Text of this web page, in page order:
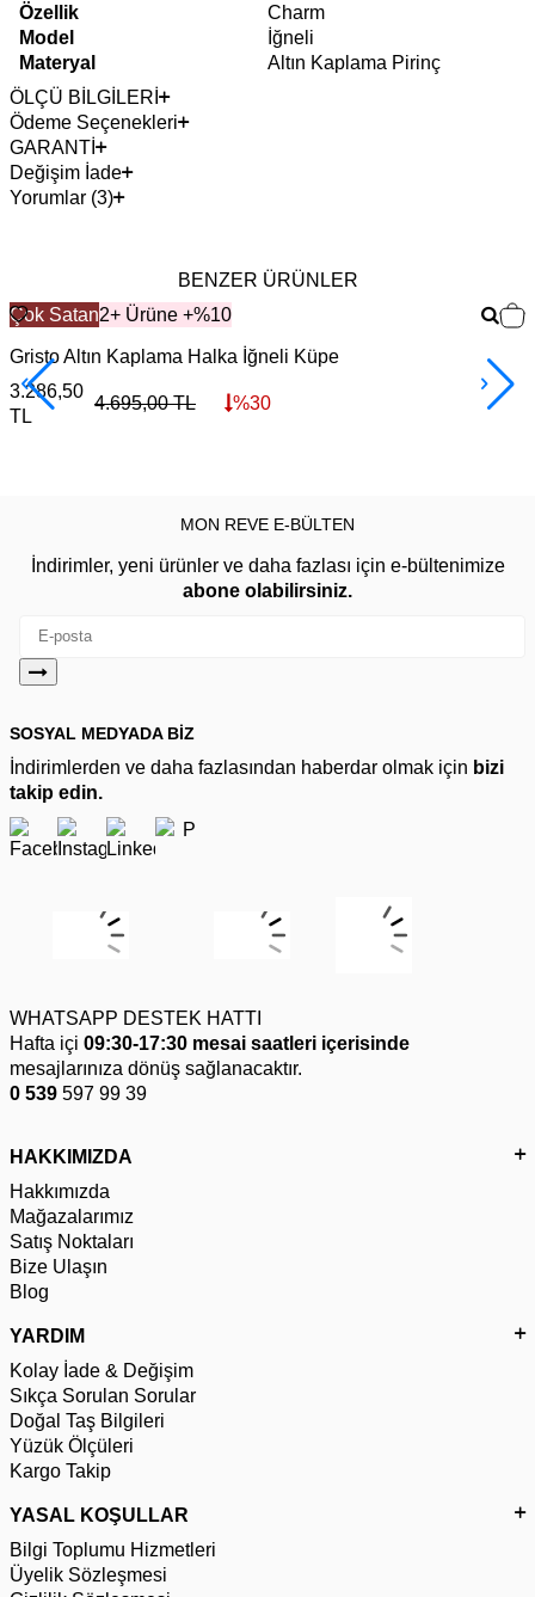
Özellik
Charm
Model
İğneli
Materyal
Altın Kaplama Pirinç
ÖLÇÜ BİLGİLERİ
Ödeme Seçenekleri
GARANTİ
Değişim İade
Yorumlar (3)
BENZER ÜRÜNLER
Çok Satan2+ Ürüne +%10
Gristo Altın Kaplama Halka İğneli Küpe
3.286,50
TL
4.695,00TL %30
MON REVE E-BÜLTEN
İndirimler, yeni ürünler ve daha fazlası için e-bültenimize
abone olabilirsiniz.
SOSYAL MEDYADA BİZ
İndirimlerden ve daha fazlasından haberdar olmak için bizi
takip edin.
WHATSAPP DESTEK HATTI
Hafta içi 09:30-17:30 mesai saatleri içerisinde
mesajlarınıza dönüş sağlanacaktır.
0 539 597 99 39
HAKKIMIZDA
Hakkımızda
Mağazalarımız
Satış Noktaları
Bize Ulaşın
Blog
YARDIM
Kolay İade & Değişim
Sıkça Sorulan Sorular
Doğal Taş Bilgileri
Yüzük Ölçüleri
Kargo Takip
YASAL KOŞULLAR
Bilgi Toplumu Hizmetleri
Üyelik Sözleşmesi